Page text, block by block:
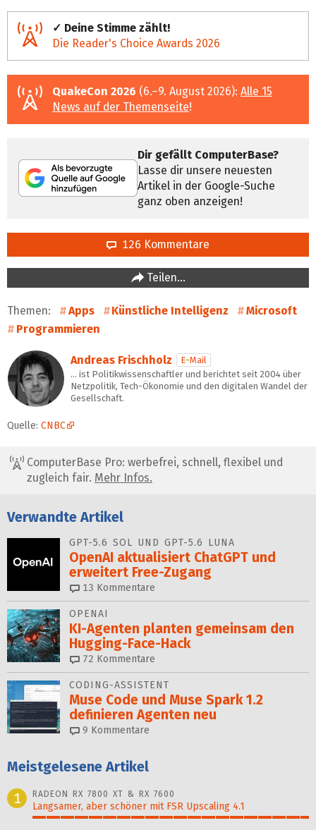
✓ Deine Stimme zählt!
Die Reader's Choice Awards 2026
QuakeCon 2026 (6.–9. August 2026): Alle 15
News auf der Themenseite!
Dir gefällt ComputerBase?
Lasse dir unsere neuesten
Artikel in der Google-Suche
ganz oben anzeigen!
126 Kommentare
Teilen…
Themen: Apps Künstliche Intelligenz
Microsoft
Programmieren
Andreas Frischholz
E-Mail
… ist Politikwissenschaftler und berichtet seit 2004 über
Netzpolitik, Tech-Ökonomie und den digitalen Wandel der
Gesellschaft.
Quelle: CNBC
ComputerBase Pro: werbefrei, schnell, flexibel und
zugleich fair. Mehr Infos.
Verwandte Artikel
GPT-5.6 SOL UND GPT-5.6 LUNA
OpenAI aktualisiert ChatGPT und
erweitert Free-Zugang
13 Kommentare
OPENAI
KI-Agenten planten gemein­sam den
Hugging-Face-Hack
72 Kommentare
CODING-ASSISTENT
Muse Code und Muse Spark 1.2
definieren Agenten neu
9 Kommentare
Meistgelesene Artikel
1
RADEON RX 7800 XT & RX 7600
Langsamer, aber schöner mit FSR Upscaling 4.1